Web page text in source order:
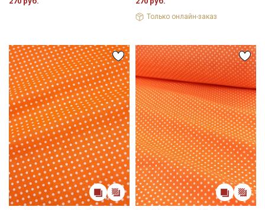
Только онлайн-заказ
промокоды и скидки до 30% на узкие
категории тканей
Электронная почта
Подписаться
Ознакомлен(а) сПолитикой обработки персональных
данныхи даюСогласие на обработку персональных
данных
ДаюСогласие на получение рекламных и
информационных рассылок